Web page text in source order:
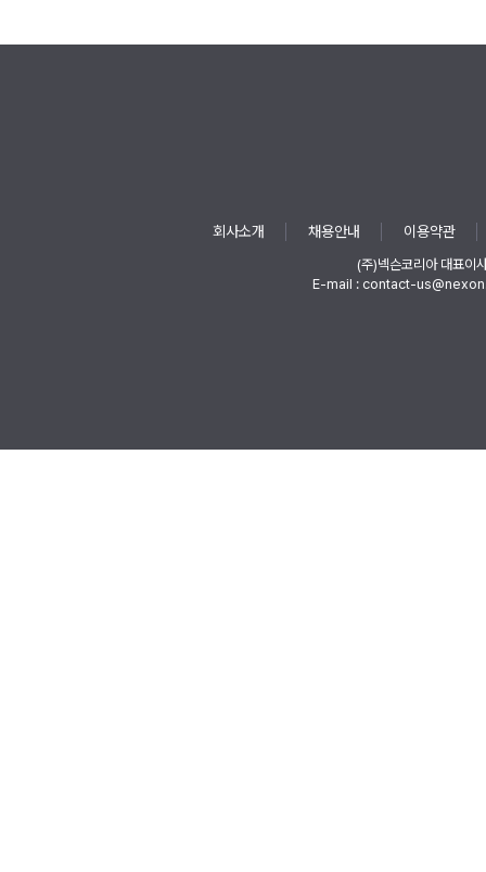
회사소개 채용안내 이용약관
(주)넥슨코리아 대표이
E-mail : contact-